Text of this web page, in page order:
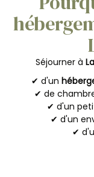
Séjourner à
✔ d'un
✔ de
✔ d'un
✔ d'un
✔